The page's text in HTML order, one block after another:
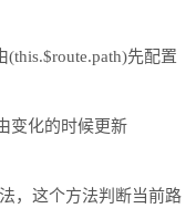
先配置
变化的时候更新
，这个方法判断当前路